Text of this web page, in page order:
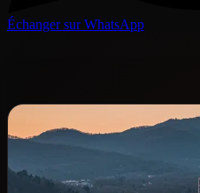
Échanger sur WhatsApp